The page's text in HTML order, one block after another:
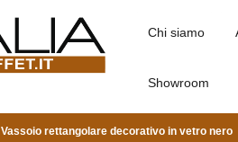
Chi siamo
Showroom
Vassoio rettangolare decorativo in vetro nero